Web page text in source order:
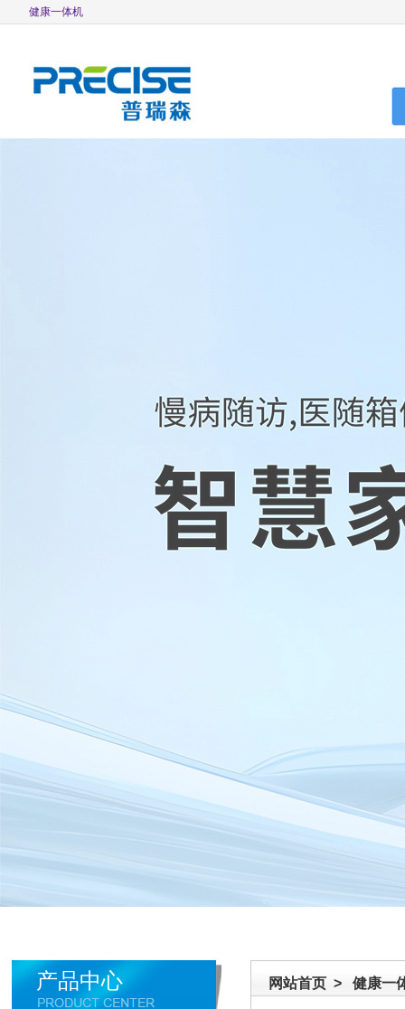
健康一体机
产品中心 网站首页 > 健康一